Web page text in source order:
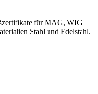
für MAG, WIG
Stahl und Edelstahl.